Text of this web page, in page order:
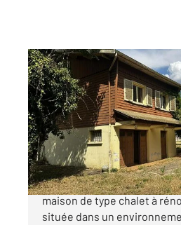
VILLIEU LOYES MOLLON 01
69,66 m2 , 4 pièces
Ref : 5893
Maison à vendre
208 000
À Villieu-Loyes-Mollon,
maison de type chalet à
située dans un